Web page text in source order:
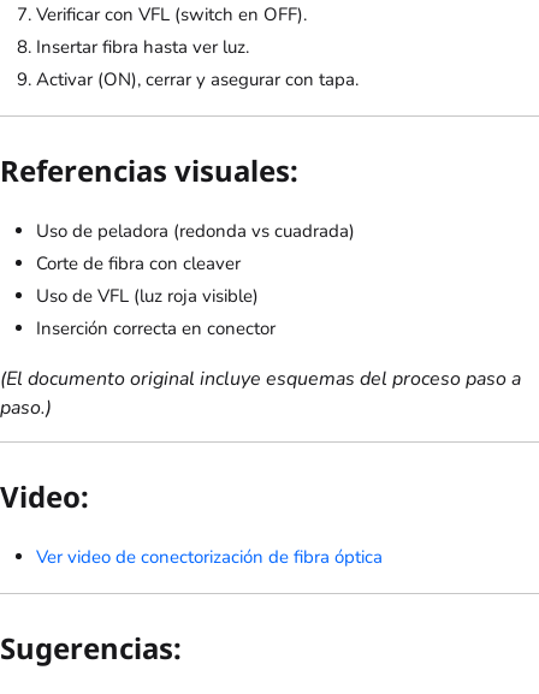
Verificar con VFL (switch en OFF).
Insertar fibra hasta ver luz.
Activar (ON), cerrar y asegurar con tapa.
Referencias visuales:
Uso de peladora (redonda vs cuadrada)
Corte de fibra con cleaver
Uso de VFL (luz roja visible)
Inserción correcta en conector
(El documento original incluye esquemas del proceso paso a
paso.)
Video:
Ver video de conectorización de fibra óptica
Sugerencias: